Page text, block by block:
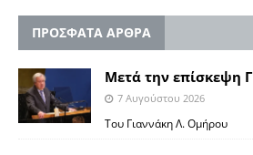
ΠΡΟΣΦΑΤΑ ΑΡΘΡΑ
Μετά την επίσκεψη
7 Αυγούστου 2026
Του Γιαννάκη Λ. Ομήρου